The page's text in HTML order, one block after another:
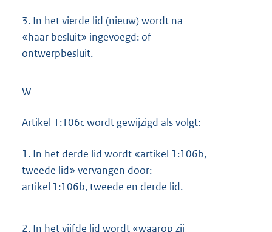
3. In het vierde lid (nieuw) wordt na
«haar besluit» ingevoegd: of
ontwerpbesluit.
W
Artikel 1:106c wordt gewijzigd als volgt:
1. In het derde lid wordt «artikel 1:106b,
tweede lid» vervangen door:
artikel 1:106b, tweede en derde lid.
2. In het vijfde lid wordt «waarop zij